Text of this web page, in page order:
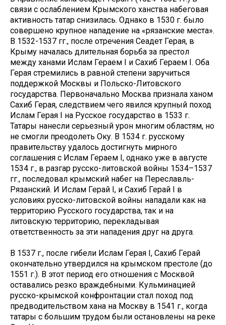
связи с ослаблением Крымского ханства набеговая
активность татар снизилась. Однако в 1530 г. было
совершено крупное нападение на «рязанские места».
В 1532-1537 гг., после отречения Сеадет Герая, в
Крыму началась длительная борьба за престол
между ханами Ислам Гераем I и Сахиб Гераем I. Оба
Герая стремились в равной степени заручиться
поддержкой Москвы и Польско-Литовского
государства. Первоначально Москва признала ханом
Сахиб Герая, следствием чего явился крупный поход
Ислам Герая I на Русское государство в 1533 г.
Татары нанесли серьезный урон многим областям, но
не смогли преодолеть Оку. В 1534 г. русскому
правительству удалось достигнуть мирного
соглашения с Ислам Гераем I, однако уже в августе
1534 г., в разгар русско-литовской войны 1534–1537
гг., последовал крымский набег на Переславль-
Рязанский. И Ислам Герай I, и Сахиб Герай I в
условиях русско-литовской войны нападали как на
территорию Русского государства, так и на
литовскую территорию, перекладывая
ответственность за эти нападения друг на друга.
В 1537 г., после гибели Ислам Герая I, Сахиб Герай
окончательно утвердился на крымском престоле (до
1551 г.). В этот период его отношения с Москвой
оставались резко враждебными. Кульминацией
русско-крымской конфронтации стал поход под
предводительством хана на Москву в 1541 г., когда
татары с большим трудом были остановлены на реке